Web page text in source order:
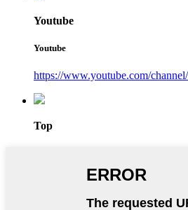
Youtube
Youtube
https://www.youtube.com/
Top